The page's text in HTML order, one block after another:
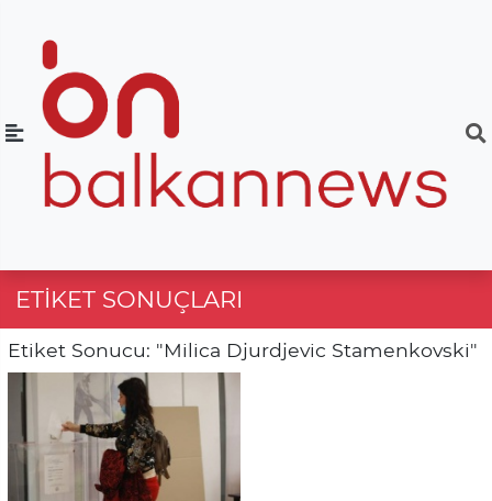
ETIKET SONUÇLARI
Etiket Sonucu: "Milica Djurdjevic Stamenkovski"